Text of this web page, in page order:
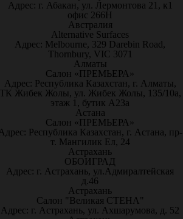
Адрес: г. Абакан, ул. Лермонтова 21, к1
офис 266Н
Австралия
Alternative Surfaces
Адрес: Melbourne, 329 Darebin Road,
Thornbury, VIC 3071
Алматы
Салон «ПРЕМЬЕРА»
Адрес: Республика Казахстан, г. Алматы,
Жибек Жолы, ул. Жибек Жолы, 135/10а,
этаж 1, бутик А23а
Астана
Салон «ПРЕМЬЕРА»
Республика Казахстан, г. Астана, пр-
т. Мангилик Ел, 24
Астрахань
ОБОИГРАД
Адрес: г. Астрахань, ул.Адмиралтейская
д.46
Астрахань
Салон "Великая СТЕНА"
Адрес: г. Астрахань, ул. Ахшарумова, д. 52